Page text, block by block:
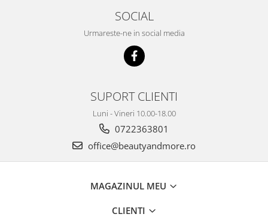
SOCIAL
Urmareste-ne in social media
SUPORT CLIENTI
Luni - Vineri 10.00-18.00
0722363801
office@beautyandmore.ro
MAGAZINUL MEU
CLIENTI